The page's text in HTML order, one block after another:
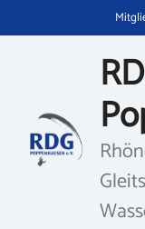
Inhalt